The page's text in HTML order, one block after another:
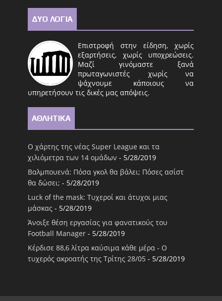
ΔΥΟ ΛΟΓΙΑ
Επιστροφή στην είδηση, χωρίς
εξαρτήσεις, χωρίς υποχρεώσεις.
Μαζί γινόμαστε ξανά
πρωταγωνιστές χωρίς να
ψάχνουμε κάποιους να
υπηρετήσουν τις δικές μας απόψεις.
ΑΘΛΗΤΙΚΑ
Ο χάρτης της νέας Super League και τα
χιλιόμετρα των 14 ομάδων - 5/28/2019
Βαλμπουενά: Πόσα γκολ θα βάλει; Πόσες ασίστ
θα δώσει; - 5/28/2019
Luck of the mask: Τυχεροί και άτυχοι μιας
μάσκας - 5/28/2019
Άνοιξε θέση εργασίας για φανατικούς του
Football Μanager - 5/28/2019
Κέρδισε 88,6 λίτρα καύσιμα κάθε μέρα - Ο
τυχερός ακροατής της Τρίτης 28/05 - 5/28/2019